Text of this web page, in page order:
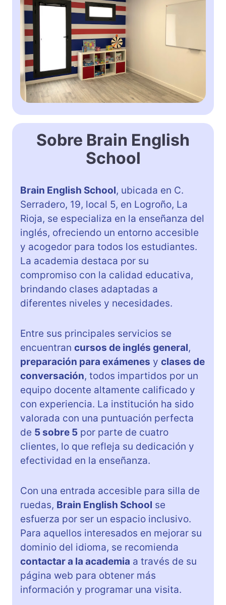
Sobre Brain English
School
Brain English School, ubicada en C.
Serradero, 19, local 5, en Logroño, La
Rioja, se especializa en la enseñanza del
inglés, ofreciendo un entorno accesible
y acogedor para todos los estudiantes.
La academia destaca por su
compromiso con la calidad educativa,
brindando clases adaptadas a
diferentes niveles y necesidades.
Entre sus principales servicios se
encuentran cursos de inglés general,
preparación para exámenes y clases de
conversación, todos impartidos por un
equipo docente altamente calificado y
con experiencia. La institución ha sido
valorada con una puntuación perfecta
de 5 sobre 5 por parte de cuatro
clientes, lo que refleja su dedicación y
efectividad en la enseñanza.
Con una entrada accesible para silla de
ruedas, Brain English School se
esfuerza por ser un espacio inclusivo.
Para aquellos interesados en mejorar su
dominio del idioma, se recomienda
contactar a la academia a través de su
página web para obtener más
información y programar una visita.